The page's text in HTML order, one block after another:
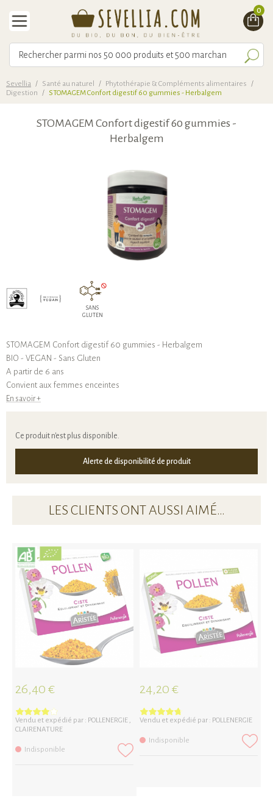
0
Sevellia / Santé au naturel / Phytothérapie & Compléments alimentaires
/
Digestion
/ STOMAGEM Confort digestif 60 gummies - Herbalgem
STOMAGEM Confort digestif 60 gummies -
Herbalgem
SANS
GLUTEN
STOMAGEM Confort digestif 60 gummies - Herbalgem
BIO - VEGAN - Sans Gluten
A partir de 6 ans
Convient aux femmes enceintes
En savoir +
Ce produit n'est plus disponible.
Alerte de disponibilité de produit
LES CLIENTS ONT AUSSI AIMÉ…
26,40 €
Vendu et expédié par : POLLENERGIE ,
CLAIRENATURE
Indisponible
24,20 €
Vendu et expédié par : POLLENERGIE
Indisponible